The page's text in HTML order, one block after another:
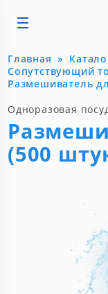
Главная
Сопутствующий
Размешиватель
Одноразовая
(500